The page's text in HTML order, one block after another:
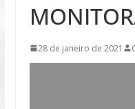
28 de janeiro de 2021